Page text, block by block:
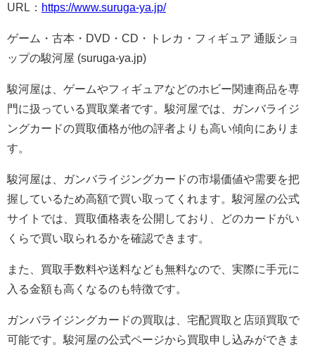
URL： https://www.suruga-ya.jp/
ゲーム・古本・DVD・CD・トレカ・フィギュア 通販ショ
ップの駿河屋 (suruga-ya.jp)
駿河屋は、ゲームやフィギュアなどのホビー関連商品を専
門に扱っている買取業者です。駿河屋では、ガンバライジ
ングカードの買取価格が他の評者よりも高い傾向にありま
す。
駿河屋は、ガンバライジングカードの市場価値や需要を把
握しているため高額で買い取ってくれます。駿河屋の公式
サイトでは、買取価格表を公開しており、どのカードがい
くらで買い取られるかを確認できます。
また、買取手数料や送料なども無料なので、実際に手元に
入る金額も高くなるのも特徴です。
ガンバライジングカードの買取は、宅配買取と店頭買取で
可能です。駿河屋の公式ページから買取申し込みができま